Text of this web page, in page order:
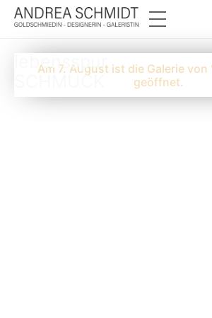
lebensspur
SCHMUCK
Am 7. August ist die Galerie von
geöffnet.